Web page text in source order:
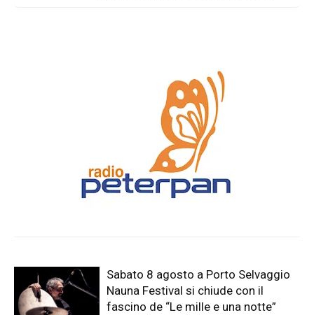
Sabato 8 agosto a Porto Selvaggio
Nauna Festival si chiude con il
fascino de “Le mille e una notte”